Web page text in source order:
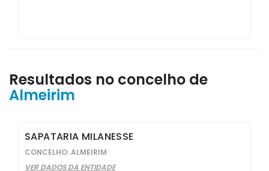
Resultados no concelho de
Almeirim
SAPATARIA MILANESSE
CONCELHO: ALMEIRIM
VER DADOS DA ENTIDADE